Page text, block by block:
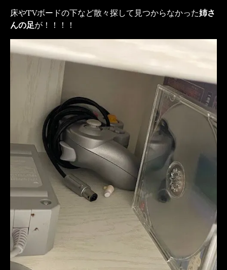
床やTVボードの下など散々探して見つからなかった姉さ
んの足が！！！！